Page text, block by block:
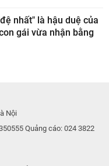
nhất" là hậu duệ của
gái vừa nhận bằng
Nội
Quảng cáo: 024 3822